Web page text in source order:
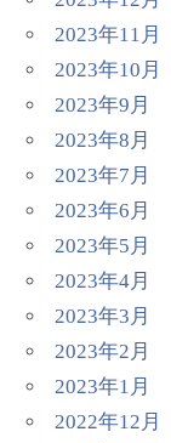
2023年11月
2023年10月
2023年9月
2023年8月
2023年7月
2023年6月
2023年5月
2023年4月
2023年3月
2023年2月
2023年1月
2022年12月